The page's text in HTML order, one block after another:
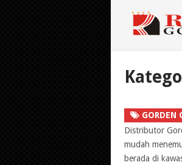
GORDEN
Distributor
mudah
berada di